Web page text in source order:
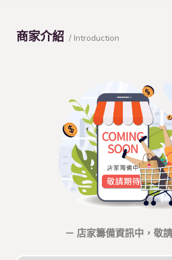
商家介紹 / Introduction
－ 店家籌備資訊中，敬